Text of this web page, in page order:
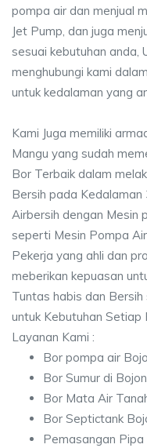
pompa air dan menjual
Jet Pump, dan juga
sesuai kebutuhan anda,
menghubungi kami
untuk kedalaman yang
Kami Juga memiliki
Mangu yang sudah
Bor Terbaik dalam
Bersih pada Kedalaman
Airbersih dengan Mesin
seperti Mesin Pompa
Pekerja yang ahli dan
meberikan kepuasan
Tuntas habis dan
untuk Kebutuhan Setiap
Layanan Kami :
Bor pompa air
Bor Sumur di
Bor Mata Air
Bor Septictank
Pemasangan